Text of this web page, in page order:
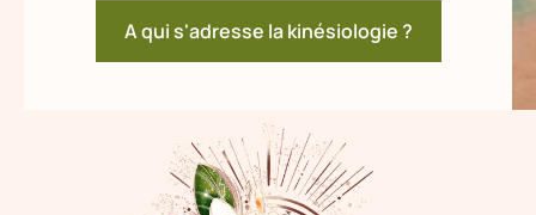
A qui s'adresse la kinésiologie ?